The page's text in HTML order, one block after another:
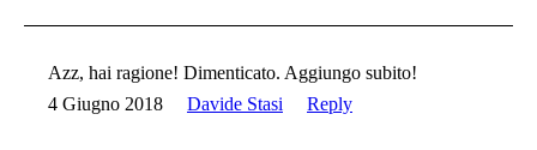
Azz, hai ragione! Dimenticato. Aggiungo subito!
4 Giugno 2018
Davide Stasi Reply